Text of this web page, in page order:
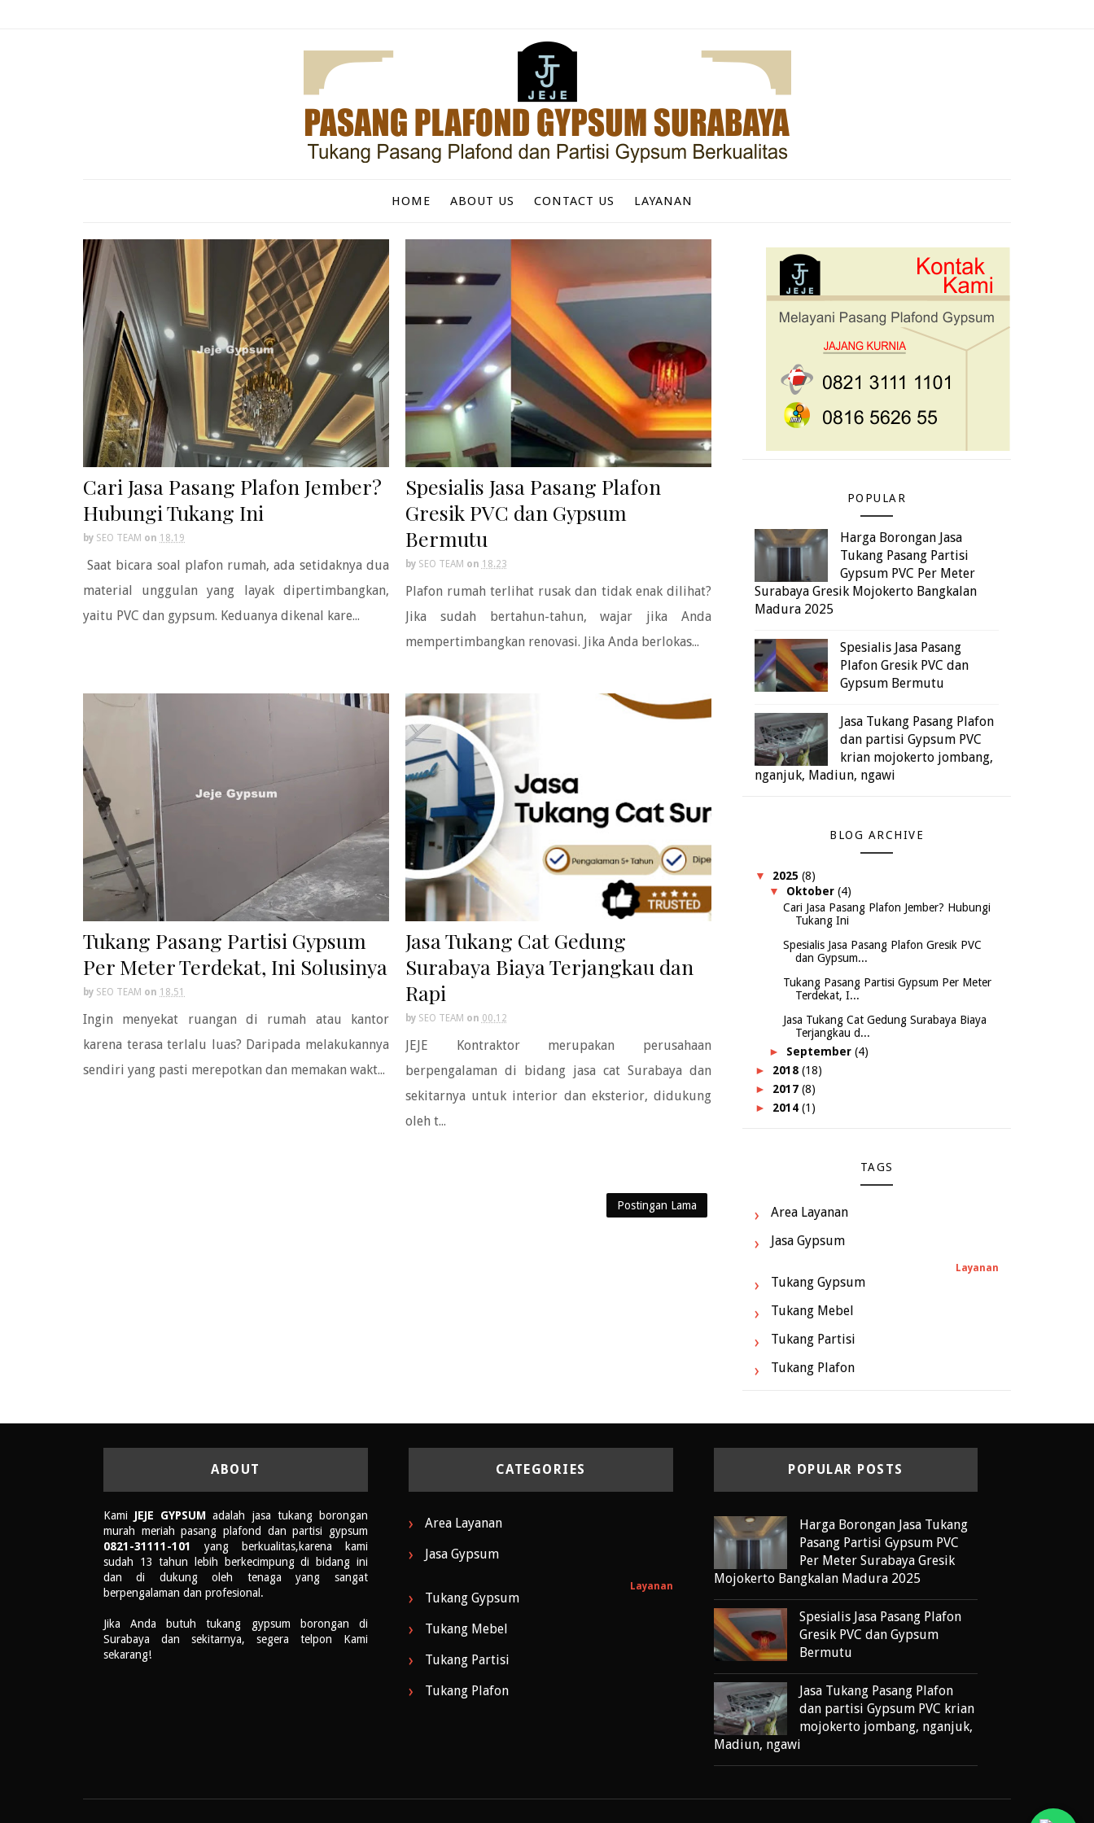
HOME ABOUT US CONTACT US LAYANAN
Cari Jasa Pasang Plafon Jember?
Hubungi Tukang Ini
by SEO TEAM on 18.19
Saat bicara soal plafon rumah, ada setidaknya dua
material unggulan yang layak dipertimbangkan,
yaitu PVC dan gypsum. Keduanya dikenal kare...
Spesialis Jasa Pasang Plafon
Gresik PVC dan Gypsum
Bermutu
by SEO TEAM on 18.23
Plafon rumah terlihat rusak dan tidak enak dilihat?
Jika sudah bertahun-tahun, wajar jika Anda
mempertimbangkan renovasi. Jika Anda berlokas...
Tukang Pasang Partisi Gypsum
Per Meter Terdekat, Ini Solusinya
by SEO TEAM on 18.51
Ingin menyekat ruangan di rumah atau kantor
karena terasa terlalu luas? Daripada melakukannya
sendiri yang pasti merepotkan dan memakan wakt...
Jasa Tukang Cat Gedung
Surabaya Biaya Terjangkau dan
Rapi
by SEO TEAM on 00.12
JEJE Kontraktor merupakan perusahaan
berpengalaman di bidang jasa cat Surabaya dan
sekitarnya untuk interior dan eksterior, didukung
oleh t...
Postingan Lama
POPULAR
Harga Borongan Jasa
Tukang Pasang Partisi
Gypsum PVC Per Meter
Surabaya Gresik Mojokerto Bangkalan
Madura 2025
Spesialis Jasa Pasang
Plafon Gresik PVC dan
Gypsum Bermutu
Jasa Tukang Pasang Plafon
dan partisi Gypsum PVC
krian mojokerto jombang,
nganjuk, Madiun, ngawi
BLOG ARCHIVE
▼ 2025 (8)
▼ Oktober (4)
Cari Jasa Pasang Plafon Jember? Hubungi
Tukang Ini
Spesialis Jasa Pasang Plafon Gresik PVC
dan Gypsum...
Tukang Pasang Partisi Gypsum Per Meter
Terdekat, I...
Jasa Tukang Cat Gedung Surabaya Biaya
Terjangkau d...
► September (4)
► 2018 (18)
► 2017 (8)
► 2014 (1)
TAGS
Area Layanan
Jasa Gypsum
Layanan
Tukang Gypsum
Tukang Mebel
Tukang Partisi
Tukang Plafon
ABOUT
Kami JEJE GYPSUM adalah jasa tukang borongan
murah meriah pasang plafond dan partisi gypsum
0821-31111-101
yang berkualitas,karena kami
sudah 13 tahun lebih berkecimpung di bidang ini
dan di dukung oleh tenaga yang sangat
berpengalaman dan profesional.
Jika Anda butuh tukang gypsum borongan di
Surabaya dan sekitarnya, segera telpon Kami
sekarang!
CATEGORIES
Area Layanan
Jasa Gypsum
Layanan
Tukang Gypsum
Tukang Mebel
Tukang Partisi
Tukang Plafon
POPULAR POSTS
Harga Borongan Jasa Tukang
Pasang Partisi Gypsum PVC
Per Meter Surabaya Gresik
Mojokerto Bangkalan Madura 2025
Spesialis Jasa Pasang Plafon
Gresik PVC dan Gypsum
Bermutu
Jasa Tukang Pasang Plafon
dan partisi Gypsum PVC krian
mojokerto jombang, nganjuk,
Madiun, ngawi